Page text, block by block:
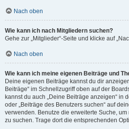
Nach oben
Wie kann ich nach Mitgliedern suchen?
Gehe zur „Mitglieder“-Seite und klicke auf
Nach oben
Wie kann ich meine eigenen Beiträge und
Deine eigenen Beiträge kannst du dir
Beiträge“ im Schnellzugriff oben auf der
kannst du auch „Deine Beiträge anzeigen“ in
oder „Beiträge des Benutzers suchen“ auf
verwenden. Benutze die erweiterte Suche,
zu suchen. Trage dort die entsprechenden